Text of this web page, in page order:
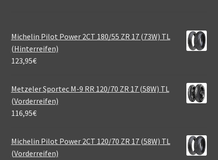
Michelin Pilot Power 2CT 180/55 ZR 17 (73W) TL
(Hinterreifen)
123,95€
Metzeler Sportec M-9 RR 120/70 ZR 17 (58W) TL
(Vorderreifen)
116,95€
Michelin Pilot Power 2CT 120/70 ZR 17 (58W) TL
(Vorderreifen)